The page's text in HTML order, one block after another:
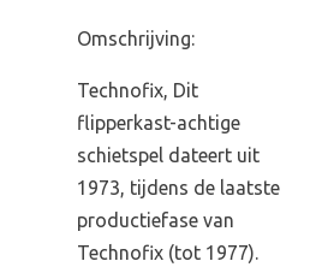
Omschrijving:
Technofix, Dit
flipperkast-achtige
schietspel dateert uit
1973, tijdens de laatste
productiefase van
Technofix (tot 1977).